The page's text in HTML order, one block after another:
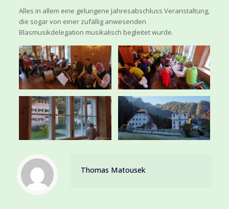
Alles in allem eine gelungene Jahresabschluss Veranstaltung,
die sogar von einer zufällig anwesenden
Blasmusikdelegation musikalisch begleitet wurde.
Thomas Matousek